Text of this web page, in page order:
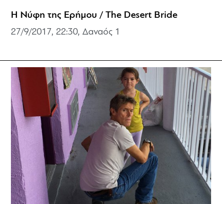
Η Νύφη της Ερήμου / The Desert Bride
27/9/2017, 22:30, Δαναός 1